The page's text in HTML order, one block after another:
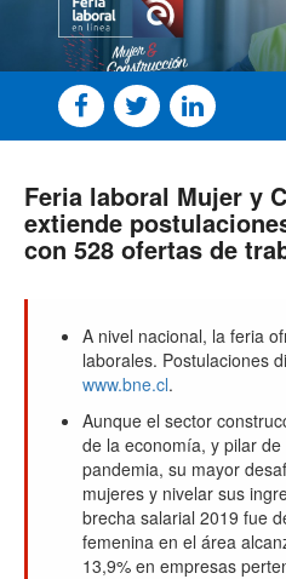
Feria laboral Mujer y
extiende
con 528 ofertas de
A nivel nacional, la feria
laborales. Postulaciones
www.bne.cl.
Aunque el sector
de la economía, y pilar
pandemia, su mayor
mujeres y nivelar sus
brecha salarial 2019 fue
femenina en el área
13,9% en empresas